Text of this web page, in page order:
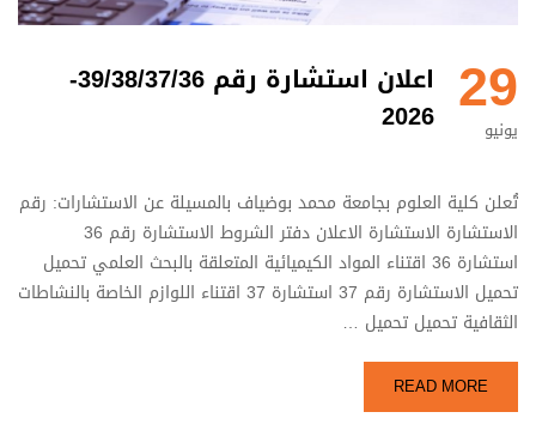
29
يونيو
اعلان استشارة رقم 39/38/37/36-
2026
تُعلن كلية العلوم بجامعة محمد بوضياف بالمسيلة عن الاستشارات: رقم
الاستشارة الاستشارة الاعلان دفتر الشروط الاستشارة رقم 36
استشارة 36 اقتناء المواد الكيميائية المتعلقة بالبحث العلمي تحميل
تحميل الاستشارة رقم 37 استشارة 37 اقتناء اللوازم الخاصة بالنشاطات
الثقافية تحميل تحميل …
READ MORE